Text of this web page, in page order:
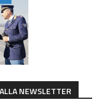
NEWSLETTER